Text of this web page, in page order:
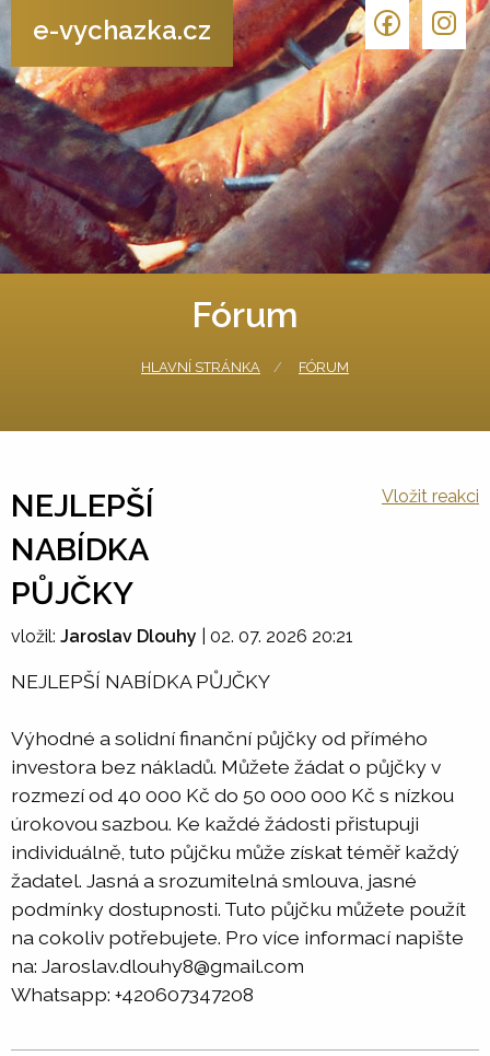
e-vychazka.cz
Fórum
HLAVNÍ STRÁNKA FÓRUM
NEJLEPŠÍ
NABÍDKA
PŮJČKY
Vložit reakci
vložil: Jaroslav Dlouhy 02. 07. 2026 20:21
NEJLEPŠÍ NABÍDKA PŮJČKY
Výhodné a solidní finanční půjčky od přímého
investora bez nákladů. Můžete žádat o půjčky v
rozmezí od 40 000 Kč do 50 000 000 Kč s nízkou
úrokovou sazbou. Ke každé žádosti přistupuji
individuálně, tuto půjčku může získat téměř každý
žadatel. Jasná a srozumitelná smlouva, jasné
podmínky dostupnosti. Tuto půjčku můžete použít
na cokoliv potřebujete. Pro více informací napište
na: Jaroslav.dlouhy8@gmail.com
Whatsapp: +420607347208